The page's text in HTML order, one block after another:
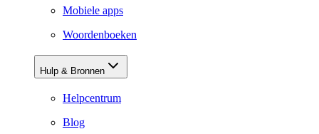
Mobiele apps
Woordenboeken
Hulp & Bronnen
Helpcentrum
Blog